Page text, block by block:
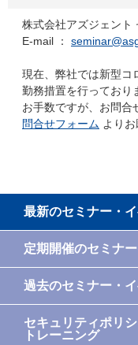
株式会社アズジェント
E-mail ：
現在、弊社では新型コ
勤務措置を行っており
お手数ですが、お問合
問合せフォーム よりお
最新のセミナー・
定期開催のセミナ
過去のセミナー・
セキュリティポリ
トレーニング